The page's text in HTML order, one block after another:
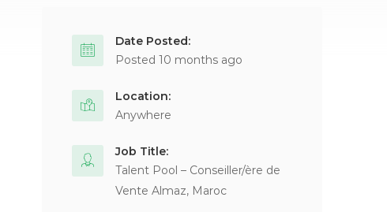
Date Posted:
Posted 10 months ago
Location:
Anywhere
Job Title:
Talent Pool – Conseiller/ère de
Vente Almaz, Maroc